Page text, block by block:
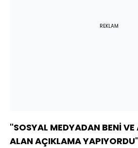
REKLAM
"SOSYAL MEDYADAN BENİ VE
ALAN AÇIKLAMA YAPIYORDU"